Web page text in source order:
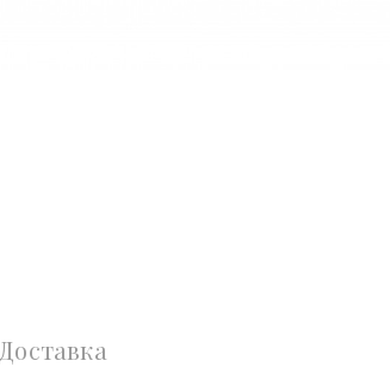
Доставка